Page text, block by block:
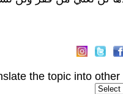
the topic into